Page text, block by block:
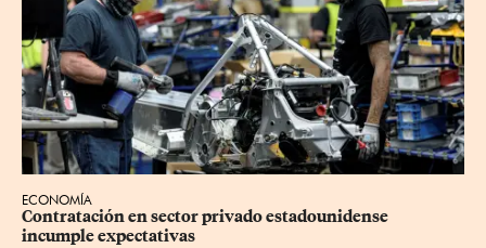
ECONOMÍA
Contratación en sector privado estadounidense
incumple expectativas